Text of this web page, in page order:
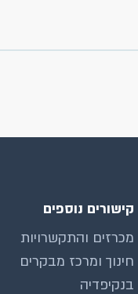
קישורים נוספים
מכרזים והתקשרויות
חינוך ומרכז מבקרים
בנקיפדיה